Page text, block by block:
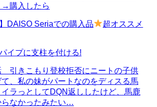
→購入したら
DAISO Seriaでの購入品
超オススメ
イプに支柱を付ける!
引きこもり登校拒否にニートの子供
、私の妹がパートなのをディスる馬
ラっとしてDQN返ししたけど、馬鹿
らなかったみたい…